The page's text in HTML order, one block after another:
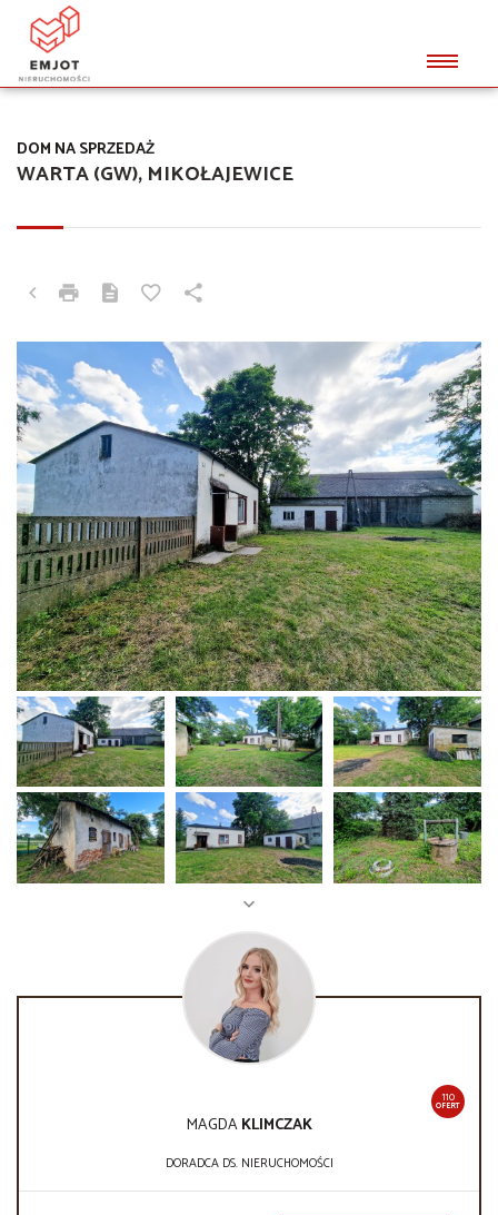
WARTA (GW), MIKOŁAJEWICE
DOM NA SPRZEDAŻ
110
OFERT
MAGDAKLIMCZAK
DORADCA DS. NIERUCHOMOŚCI